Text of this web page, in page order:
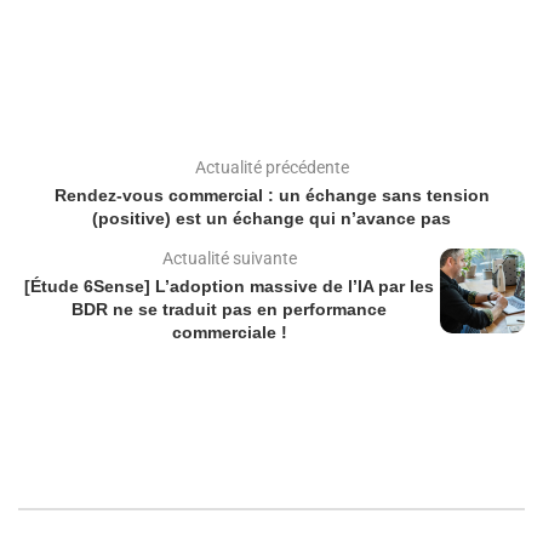
Actualité précédente
Rendez-vous commercial : un échange sans tension
(positive) est un échange qui n’avance pas
Actualité suivante
[Étude 6Sense] L’adoption massive de l’IA par les
BDR ne se traduit pas en performance
commerciale !